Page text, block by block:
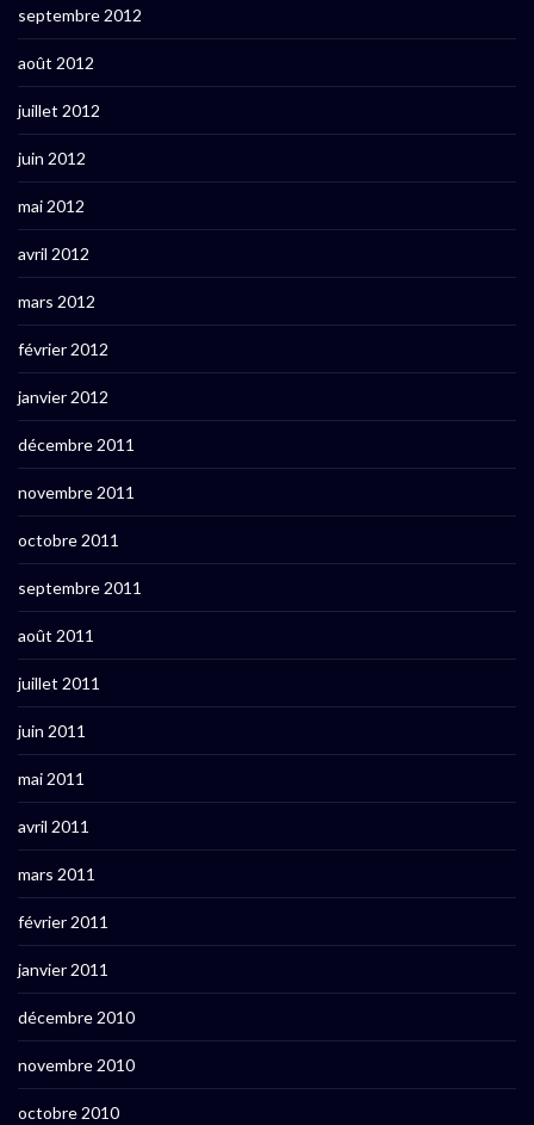
septembre 2012
août 2012
juillet 2012
juin 2012
mai 2012
avril 2012
mars 2012
février 2012
janvier 2012
décembre 2011
novembre 2011
octobre 2011
septembre 2011
août 2011
juillet 2011
juin 2011
mai 2011
avril 2011
mars 2011
février 2011
janvier 2011
décembre 2010
novembre 2010
octobre 2010